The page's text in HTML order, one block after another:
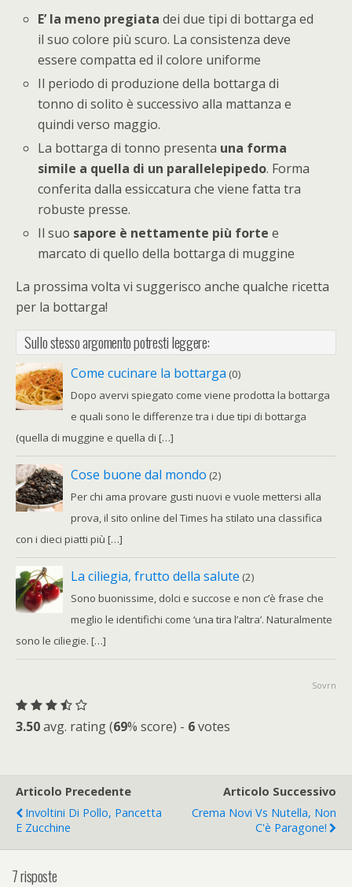
E’ la meno pregiatadei due tipi di bottarga ed
il suo colore più scuro. La consistenza deve
essere compatta ed il colore uniforme
Il periodo di produzione della bottarga di
tonno di solito è successivo alla mattanza e
quindi verso maggio.
La bottarga di tonno presenta una forma
simile a quella di un parallelepipedo. Forma
conferita dalla essiccatura che viene fatta tra
robuste presse.
Il suo sapore è nettamente più forte e
marcato di quello della bottarga di muggine
La prossima volta vi suggerisco anche qualche ricetta
per la bottarga!
Sullo stesso argomento potresti leggere:
Come cucinare la bottarga (0)
Dopo avervi spiegato come viene prodotta la bottarga
e quali sono le differenze tra i due tipi di bottarga
(quella di muggine e quella di […]
Cose buone dal mondo (2)
Per chi ama provare gusti nuovi e vuole mettersi alla
prova, il sito online del Times ha stilato una classifica
con i dieci piatti più […]
La ciliegia, frutto della salute (2)
Sono buonissime, dolci e succose e non c’è frase che
meglio le identifichi come ‘una tira l’altra’. Naturalmente
sono le ciliegie. […]
Sovrn
3.50avg. rating (69% score) - 6votes
Articolo Precedente
Involtini Di Pollo, Pancetta
E Zucchine
Articolo Successivo
Crema Novi Vs Nutella, Non
C'è Paragone!
7 risposte